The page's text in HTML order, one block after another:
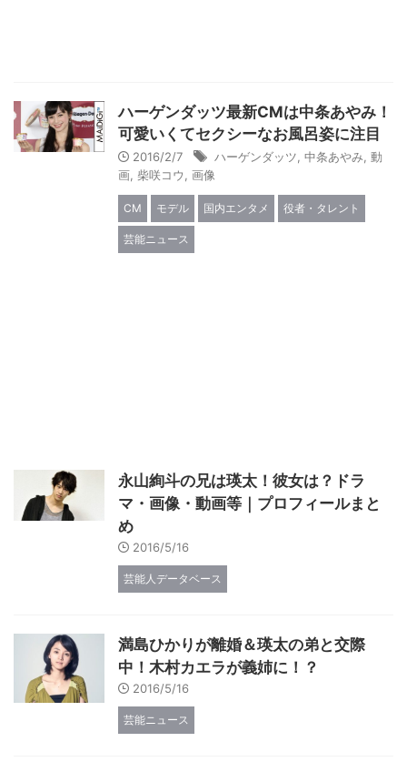
ハーゲンダッツ最新CMは中条あやみ！
可愛いくてセクシーなお風呂姿に注目
2016/2/7 ハーゲンダッツ 中条あやみ 動
画 柴咲コウ 画像
CM モデル 国内エンタメ 役者・タレント
芸能ニュース
永山絢斗の兄は瑛太！彼女は？ドラ
マ・画像・動画等｜プロフィールまと
め
2016/5/16
芸能人データベース
満島ひかりが離婚＆瑛太の弟と交際
中！木村カエラが義姉に！？
2016/5/16
芸能ニュース